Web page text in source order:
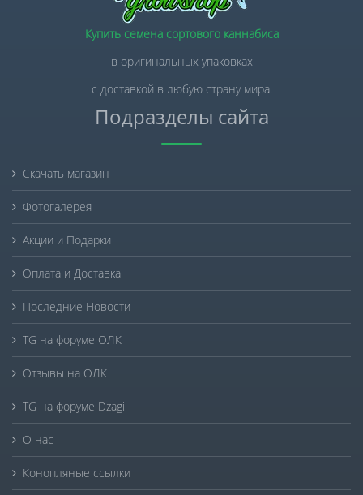
Купить семена сортового каннабиса
в оригинальных упаковках
с доставкой в любую страну мира.
Подразделы сайта
Скачать магазин
Фотогалерея
Акции и Подарки
Оплата и Доставка
Последние Новости
TG на форуме ОЛК
Отзывы на ОЛК
TG на форуме Dzagi
О нас
Конопляные ссылки